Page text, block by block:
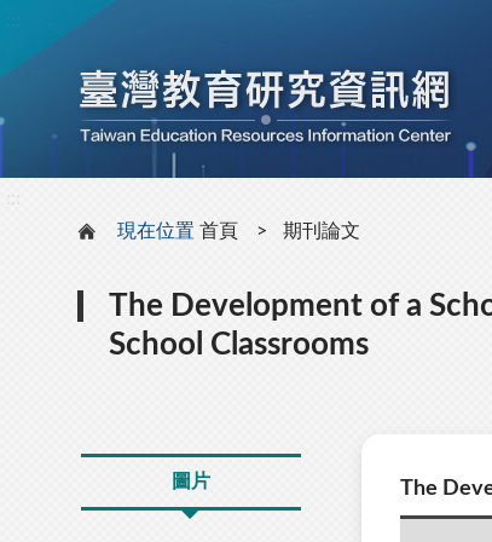
現在位置 首頁 期刊論文
The Development of a
School Classrooms
圖片 The